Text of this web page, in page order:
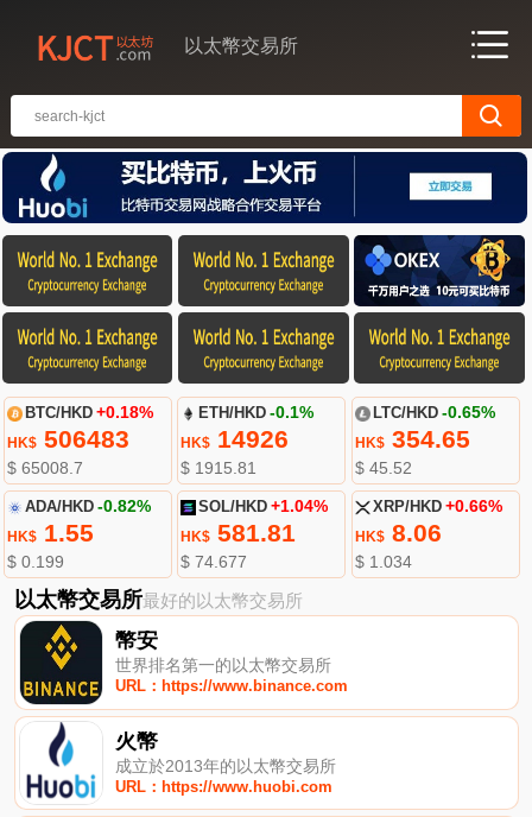
以太幣交易所
BTC/HKD +0.18%
HK$506483
$ 65008.7
ETH/HKD -0.1%
HK$ 14926
$ 1915.81
LTC/HKD -0.65%
HK$354.65
$ 45.52
ADA/HKD -0.82%
HK$1.55
$ 0.199
SOL/HKD +1.04%
HK$ 581.81
$ 74.677
XRP/HKD +0.66%
HK$8.06
$ 1.034
以太幣交易所最好的以太幣交易所
幣安
世界排名第一的以太幣交易所
URL：https://www.binance.com
火幣
成立於2013年的以太幣交易所
URL：https://www.huobi.com